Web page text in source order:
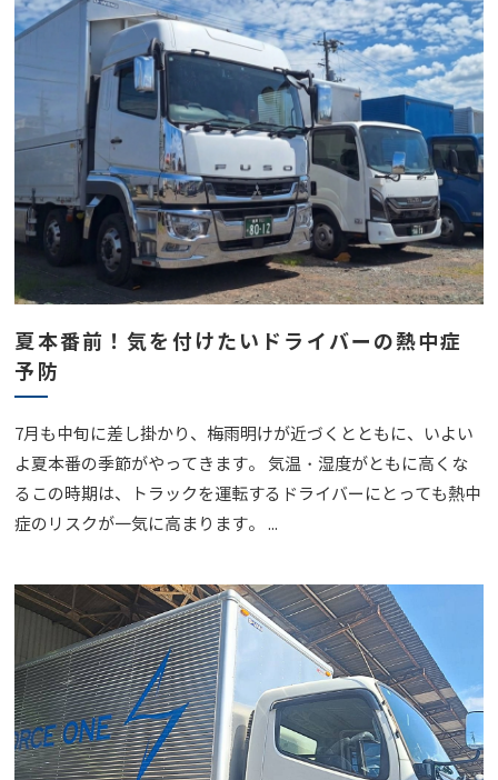
夏本番前！気を付けたいドライバーの熱中症
予防
7月も中旬に差し掛かり、梅雨明けが近づくとともに、いよい
よ夏本番の季節がやってきます。 気温・湿度がともに高くな
るこの時期は、トラックを運転するドライバーにとっても熱中
症のリスクが一気に高まります。 ...